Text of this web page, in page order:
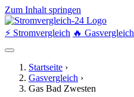
Zum Inhalt springen
⚡ Stromvergleich 🔥 Gasvergleich
Startseite ›
Gasvergleich ›
Gas Bad Zwesten